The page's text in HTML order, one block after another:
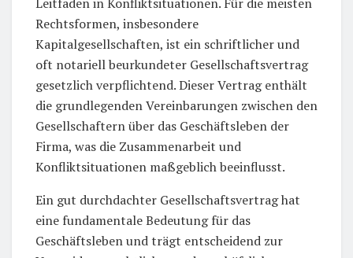
Rechtsformen, insbesondere
Kapitalgesellschaften, ist ein schriftlicher und
oft notariell beurkundeter Gesellschaftsvertrag
gesetzlich verpflichtend. Dieser Vertrag enthält
die grundlegenden Vereinbarungen zwischen den
Gesellschaftern über das Geschäftsleben der
Firma, was die Zusammenarbeit und
Konfliktsituationen maßgeblich beeinflusst.
Ein gut durchdachter Gesellschaftsvertrag hat
eine fundamentale Bedeutung für das
Geschäftsleben und trägt entscheidend zur